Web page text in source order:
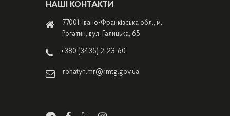
НАШІ КОНТАКТИ
77001, Івано-Франківська обл., м.
Рогатин, вул. Галицька, 65
+380 (3435) 2-23-60
rohatyn.mr@rmtg.gov.ua